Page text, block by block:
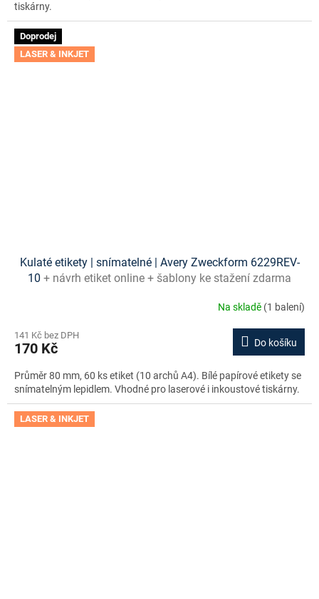
tiskárny.
Doprodej
LASER & INKJET
Kulaté etikety | snímatelné | Avery Zweckform 6229REV-
10 + návrh etiket online + šablony ke stažení zdarma
Na skladě (1 balení)
141 Kč bez DPH
170 Kč Do košíku
Průměr 80 mm, 60 ks etiket (10 archů A4). Bílé papírové etikety se
snímatelným lepidlem. Vhodné pro laserové i inkoustové tiskárny.
LASER & INKJET